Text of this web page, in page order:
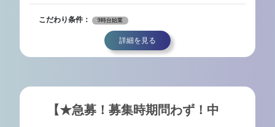
こだわり条件： 9時台始業
詳細を見る
【★急募！募集時期問わず！中